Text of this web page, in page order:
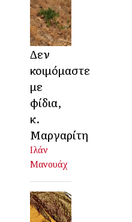
Δεν
κοιμόμαστε
με
φίδια,
κ.
Μαργαρίτη
Ιλάν
Μανουάχ